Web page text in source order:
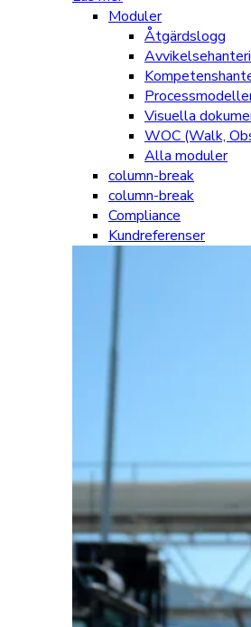
Moduler
Åtgärdslogg
Visuella
WOC (Walk,
Alla moduler
column-break
column-break
Compliance
Kundreferenser